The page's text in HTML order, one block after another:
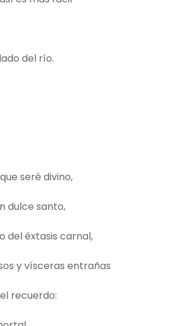
río.
seré divino,
santo,
del éxtasis carnal,
y vísceras entrañas
recuerdo: